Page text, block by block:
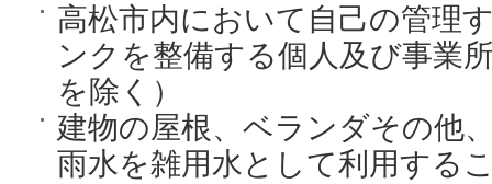
高松市内において自己の管理
ンクを整備する個人及び事業
を除く）
建物の屋根、ベランダその他
雨水を雑用水として利用する